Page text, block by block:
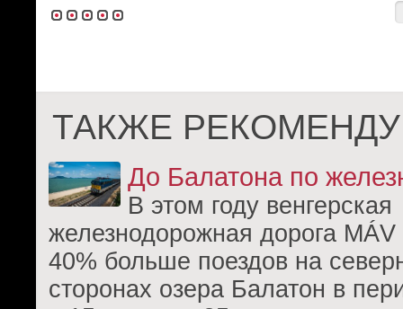
ТАКЖЕ
До Балатона по
В этом году венгерская
железнодорожная дорога MÁV
40% больше поездов на
сторонах озера Балатон в